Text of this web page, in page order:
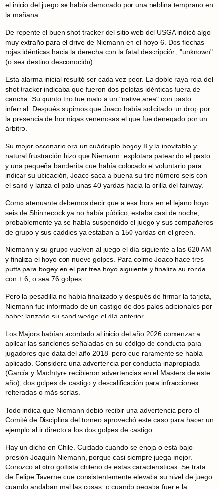
el inicio del juego se había demorado por una neblina temprano en
la mañana.
De repente el buen shot tracker del sitio web del USGA indicó algo
muy extraño para el drive de Niemann en el hoyo 6. Dos flechas
rojas idénticas hacia la derecha con la fatal descripción, "unknown"
(o sea destino desconocido).
Esta alarma inicial resultó ser cada vez peor. La doble raya roja del
shot tracker indicaba que fueron dos pelotas idénticas fuera de
cancha. Su quinto tiro fue malo a un "native area" con pasto
infernal. Después supimos que Joaco había solicitado un drop por
la presencia de hormigas venenosas el que fue denegado por un
árbitro.
Su mejor escenario era un cuádruple bogey 8 y la inevitable y
natural frustración hizo que Niemann explotara pateando el pasto
y una pequeña banderita que había colocado el voluntario para
indicar su ubicación, Joaco saca a buena su tiro número seis con
el sand y lanza el palo unas 40 yardas hacia la orilla del fairway.
Como atenuante debemos decir que a esa hora en el lejano hoyo
seis de Shinnecock ya no había público, estaba casi de noche,
probablemente ya se había suspendido el juego y sus compañeros
de grupo y sus caddies ya estaban a 150 yardas en el green.
Niemann y su grupo vuelven al juego el día siguiente a las 620 AM
y finaliza el hoyo con nueve golpes. Para colmo Joaco hace tres
putts para bogey en el par tres hoyo siguiente y finaliza su ronda
con + 6, o sea 76 golpes.
Pero la pesadilla no había finalizado y después de firmar la tarjeta,
Niemann fue informado de un castigo de dos palos adicionales por
haber lanzado su sand wedge el día anterior.
Los Majors habían acordado al inicio del año 2026 comenzar a
aplicar las sanciones señaladas en su código de conducta para
jugadores que data del año 2018, pero que raramente se había
aplicado. Considera una advertencia por conducta inapropiada
(García y MacIntyre recibieron advertencias en el Masters de este
año), dos golpes de castigo y descalificación para infracciones
reiteradas o más serias.
Todo indica que Niemann debió recibir una advertencia pero el
Comité de Disciplina del torneo aprovechó este caso para hacer un
ejemplo al ir directo a los dos golpes de castigo.
Hay un dicho en Chile. Cuidado cuando se enoja o está bajo
presión Joaquín Niemann, porque casi siempre juega mejor.
Conozco al otro golfista chileno de estas características. Se trata
de Felipe Taverne que consistentemente elevaba su nivel de juego
cuando andaban mal las cosas, o cuando pegaba fuerte la